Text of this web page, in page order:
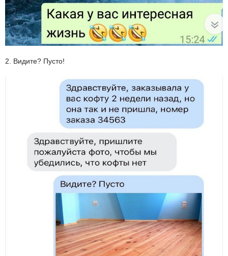
2. Видите? Пусто!